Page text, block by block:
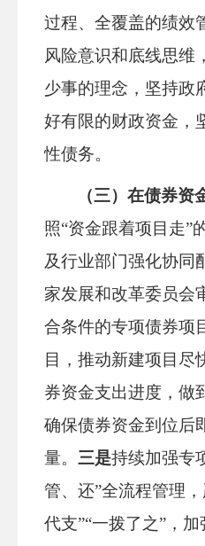
过程、全覆盖的绩效
风险意识和底线思维
少事的理念， 坚持政
好有限的财政资金，
性债务。
（三）在债券资
照“资金跟着项目走”
及行业部门强化协同
家发展和改革委员会
合条件的专项债券项
目，推动新建项目尽
券资金支出进度，做
确保债券资金到位后
量。 三是持续加强专
管、还”全流程管理
代支”“一拨了之”，